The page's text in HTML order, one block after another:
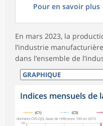
Pour en savoir plus
En mars 2023, la
l’industrie
dans l’ensemble de
Indices mensuels
120
données CVS-CJO, base de référence 100 en 2015
(C1) (C3)